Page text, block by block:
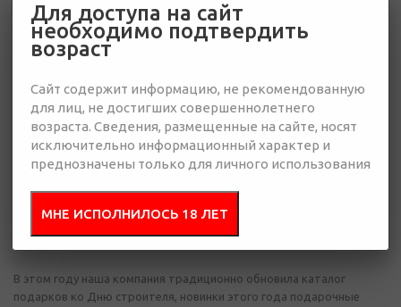
11 июля 2022
В строительной сфере работает множество людей, поэтому
подарки на День строителя весьма востребованы. Компания
Shokobrand предлагает широкий выбор подарочных наборов для
В этом году наша компания традиционно обновила каталог
подарков ко Дню строителя, новинки этого года подарочные
Для доступа на сайт
необходимо подтвердить
возраст
Сайт содержит информацию, не рекомендованную
для лиц, не достигших совершеннолетнего
возраста. Сведения, размещенные на сайте, носят
исключительно информационный характер и
преднозначены только для личного использования
МНЕ ИСПОЛНИЛОСЬ 18 ЛЕТ